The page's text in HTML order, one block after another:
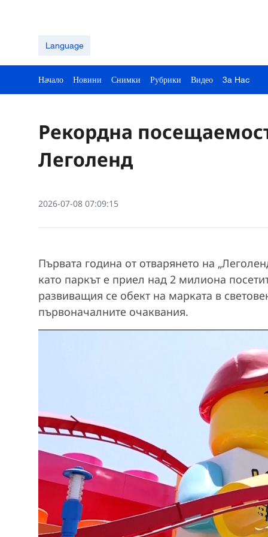
Language
Начало Новини Снимки Рубрики Видео 3a Hac
Рекордна
Леголенд
2026-07-08 07:09:15
Първата година от отварянето на
като паркът е приел над 2 милиона
развиващия се обект на марката в
първоначалните очаквания.